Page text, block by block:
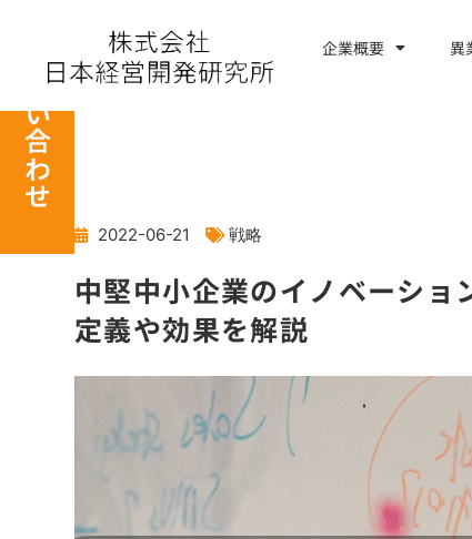
キ
企業概要 異
お問い合わせ
2022-06-21 戦略
中堅中小企業のイノベーショ
定義や効果を解説